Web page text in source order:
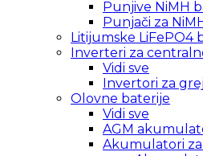
Punjive NiMH
Punjači za
Litijumske LiFePO4
Inverteri za
Vidi sve
Invertori za
Olovne baterije
Vidi sve
AGM
Akumulatori